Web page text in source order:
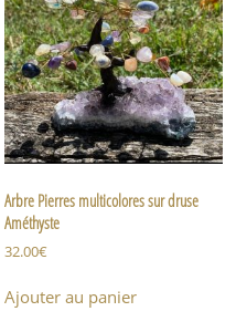
Arbre Pierres multicolores sur druse
Améthyste
32.00€
Ajouter au panier